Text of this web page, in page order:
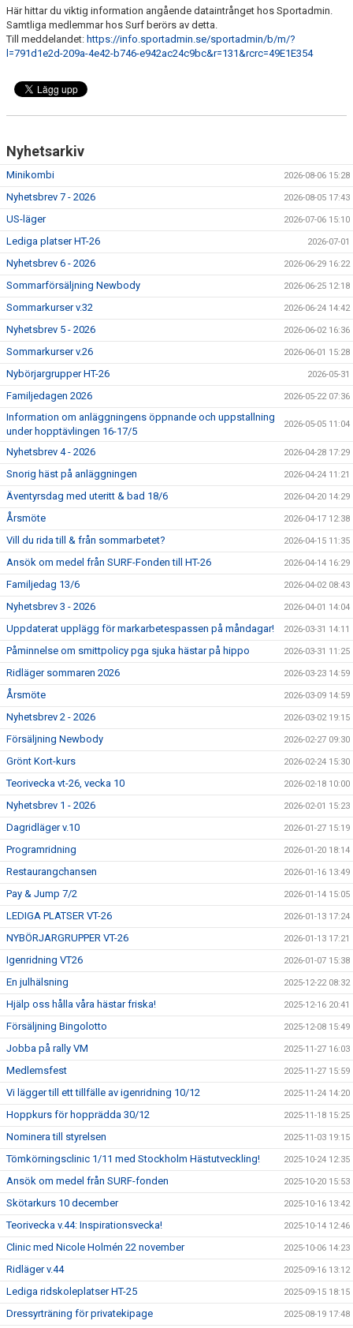
RIDHUSBOKNINGAR
IDEELLT ARBETE
PROVISIONSFÖRSÄLJNING
FRAMSTEG
BOTNIA HÄSTKLINIK
SURF-HÄNG
BOKNINGAR
Här hittar du viktig information angående dataintrånget hos Sportadmin.
Samtliga medlemmar hos Surf berörs av detta.
Till meddelandet: https://info.sportadmin.se/sportadmin/b/m/?
l=791d1e2d-209a-4e42-b746-e942ac24c9bc&r=131&rcrc=49E1E354
Nyhetsarkiv
Minikombi 2026-08-06 15:28
Nyhetsbrev 7 - 2026 2026-08-05 17:43
US-läger 2026-07-06 15:10
Lediga platser HT-26 2026-07-01
Nyhetsbrev 6 - 2026 2026-06-29 16:22
Sommarförsäljning Newbody 2026-06-25 12:18
Sommarkurser v.32 2026-06-24 14:42
Nyhetsbrev 5 - 2026 2026-06-02 16:36
Sommarkurser v.26 2026-06-01 15:28
Nybörjargrupper HT-26 2026-05-31
Familjedagen 2026 2026-05-22 07:36
Information om anläggningens öppnande och uppstallning
under hopptävlingen 16-17/5
2026-05-05 11:04
Nyhetsbrev 4 - 2026 2026-04-28 17:29
Snorig häst på anläggningen 2026-04-24 11:21
Äventyrsdag med uteritt & bad 18/6 2026-04-20 14:29
Årsmöte 2026-04-17 12:38
Vill du rida till & från sommarbetet? 2026-04-15 11:35
Ansök om medel från SURF-Fonden till HT-26 2026-04-14 16:29
Familjedag 13/6 2026-04-02 08:43
Nyhetsbrev 3 - 2026 2026-04-01 14:04
Uppdaterat upplägg för markarbetespassen på måndagar! 2026-03-31 14:11
Påminnelse om smittpolicy pga sjuka hästar på hippo 2026-03-31 11:25
Ridläger sommaren 2026 2026-03-23 14:59
Årsmöte 2026-03-09 14:59
Nyhetsbrev 2 - 2026 2026-03-02 19:15
Försäljning Newbody 2026-02-27 09:30
Grönt Kort-kurs 2026-02-24 15:30
Teorivecka vt-26, vecka 10 2026-02-18 10:00
Nyhetsbrev 1 - 2026 2026-02-01 15:23
Dagridläger v.10 2026-01-27 15:19
Programridning 2026-01-20 18:14
Restaurangchansen 2026-01-16 13:49
Pay & Jump 7/2 2026-01-14 15:05
LEDIGA PLATSER VT-26 2026-01-13 17:24
NYBÖRJARGRUPPER VT-26 2026-01-13 17:21
Igenridning VT26 2026-01-07 15:38
En julhälsning 2025-12-22 08:32
Hjälp oss hålla våra hästar friska! 2025-12-16 20:41
Försäljning Bingolotto 2025-12-08 15:49
Jobba på rally VM 2025-11-27 16:03
Medlemsfest 2025-11-27 15:59
Vi lägger till ett tillfälle av igenridning 10/12 2025-11-24 14:20
Hoppkurs för hopprädda 30/12 2025-11-18 15:25
Nominera till styrelsen 2025-11-03 19:15
Tömkörningsclinic 1/11 med Stockholm Hästutveckling! 2025-10-24 12:35
Ansök om medel från SURF-fonden 2025-10-20 15:53
Skötarkurs 10 december 2025-10-16 13:42
Teorivecka v.44: Inspirationsvecka! 2025-10-14 12:46
Clinic med Nicole Holmén 22 november 2025-10-06 14:23
Ridläger v.44 2025-09-16 13:12
Lediga ridskoleplatser HT-25 2025-09-15 18:15
Dressyrträning för privatekipage 2025-08-19 17:48